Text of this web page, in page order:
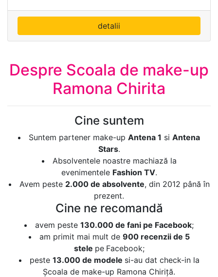
detalii
Despre Scoala de make-up
Ramona Chirita
Cine suntem
Suntem partener make-up Antena 1 si Antena
Stars.
Absolventele noastre machiază la
evenimentele Fashion TV.
Avem peste 2.000 de absolvente, din 2012 până în
prezent.
Cine ne recomandă
avem peste 130.000 de fani pe Facebook;
am primit mai mult de 900 recenzii de 5
stele pe Facebook;
peste 13.000 de modele si-au dat check-in la
Școala de make-up Ramona Chiriță.